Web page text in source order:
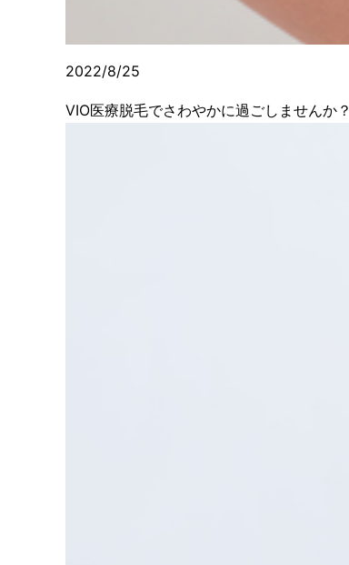
2022/8/25
VIO医療脱毛でさわやかに過ごしませんか？